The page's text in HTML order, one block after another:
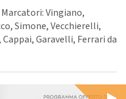
Marcatori: Vingiano,
Simone, Vecchierelli,
Garavelli, Ferrari da